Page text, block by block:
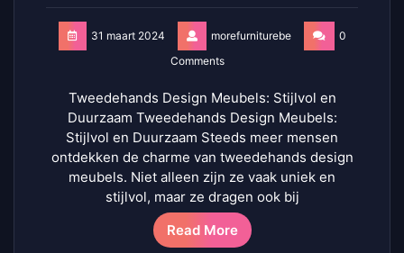
31 maart 2024 morefurniturebe
0
Comments
Tweedehands Design Meubels: Stijlvol en
Duurzaam Tweedehands Design Meubels:
Stijlvol en Duurzaam Steeds meer mensen
ontdekken de charme van tweedehands design
meubels. Niet alleen zijn ze vaak uniek en
stijlvol, maar ze dragen ook bij
Read More